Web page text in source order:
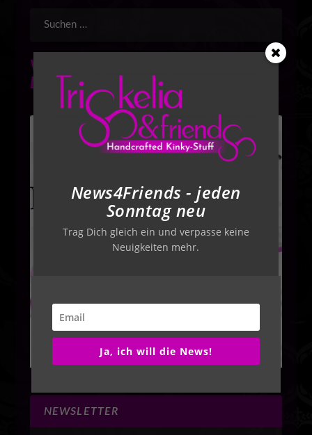
Vertragsvorlagen für Dich im
Download
NEWSLETTER
News4Friends - jeden
Sonntag neu
Trag Dich gleich ein und verpasse keine
Neuigkeiten mehr.
Ja, ich will die News!